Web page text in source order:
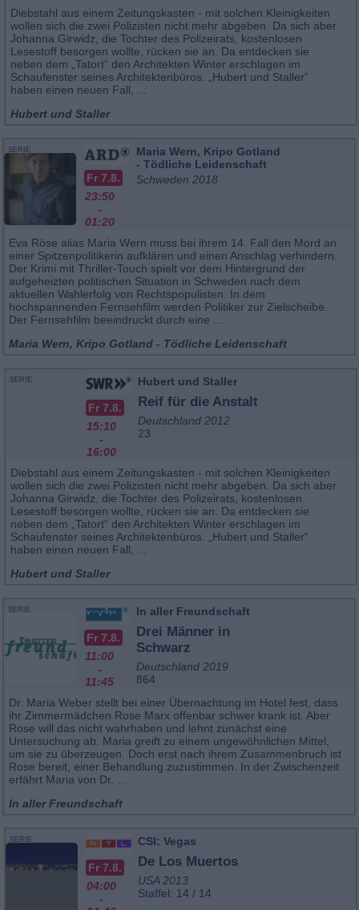
Diebstahl aus einem Zeitungskasten - mit solchen Kleinigkeiten
wollen sich die zwei Polizisten nicht mehr abgeben. Da sich aber
Johanna Girwidz, die Tochter des Polizeirats, kostenlosen
Lesestoff besorgen wollte, rücken sie an. Da entdecken sie
neben dem „Tatort“ den Architekten Winter erschlagen im
Schaufenster seines Architektenbüros. „Hubert und Staller“
haben einen neuen Fall, ...
Hubert und Staller
SERIE
Fr 7.8.
23:50
-
01:20
Maria Wern, Kripo Gotland
- Tödliche Leidenschaft
Schweden 2018
Eva Röse alias Maria Wern muss bei ihrem 14. Fall den Mord an
einer Spitzenpolitikerin aufklären und einen Anschlag verhindern.
Der Krimi mit Thriller-Touch spielt vor dem Hintergrund der
aufgeheizten politischen Situation in Schweden nach dem
aktuellen Wahlerfolg von Rechtspopulisten. In dem
hochspannenden Fernsehfilm werden Politiker zur Zielscheibe.
Der Fernsehfilm beeindruckt durch eine ...
Maria Wern, Kripo Gotland - Tödliche Leidenschaft
SERIE
Fr 7.8.
15:10
-
16:00
Hubert und Staller
Reif für die Anstalt
Deutschland 2012
23
Diebstahl aus einem Zeitungskasten - mit solchen Kleinigkeiten
wollen sich die zwei Polizisten nicht mehr abgeben. Da sich aber
Johanna Girwidz, die Tochter des Polizeirats, kostenlosen
Lesestoff besorgen wollte, rücken sie an. Da entdecken sie
neben dem „Tatort“ den Architekten Winter erschlagen im
Schaufenster seines Architektenbüros. „Hubert und Staller“
haben einen neuen Fall, ...
Hubert und Staller
SERIE
Fr 7.8.
11:00
-
11:45
In aller Freundschaft
Drei Männer in
Schwarz
Deutschland 2019
864
Dr. Maria Weber stellt bei einer Übernachtung im Hotel fest, dass
ihr Zimmermädchen Rose Marx offenbar schwer krank ist. Aber
Rose will das nicht wahrhaben und lehnt zunächst eine
Untersuchung ab. Maria greift zu einem ungewöhnlichen Mittel,
um sie zu überzeugen. Doch erst nach ihrem Zusammenbruch ist
Rose bereit, einer Behandlung zuzustimmen. In der Zwischenzeit
erfährt Maria von Dr. ...
In aller Freundschaft
SERIE
Fr 7.8.
04:00
-
CSI: Vegas
De Los Muertos
USA 2013
Staffel: 14 / 14